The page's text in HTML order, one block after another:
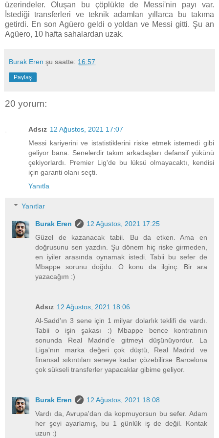
üzerindeler. Oluşan bu çöplükte de Messi'nin payı var.
İstediği transferleri ve teknik adamları yıllarca bu takıma
getirdi. En son Agüero geldi o yoldan ve Messi gitti. Şu an
Agüero, 10 hafta sahalardan uzak.
Burak Eren şu saatte: 16:57
Paylaş
20 yorum:
Adsız 12 Ağustos, 2021 17:07
Messi kariyerini ve istatistiklerini riske etmek istemedi gibi
geliyor bana. Senelerdir takım arkadaşları defansif yükünü
çekiyorlardı. Premier Lig'de bu lüksü olmayacaktı, kendisi
için garanti olanı seçti.
Yanıtla
Yanıtlar
Burak Eren
12 Ağustos, 2021 17:25
Güzel de kazanacak tabii. Bu da etken. Ama en
doğrusunu sen yazdın. Şu dönem hiç riske girmeden,
en iyiler arasında oynamak istedi. Tabii bu sefer de
Mbappe sorunu doğdu. O konu da ilginç. Bir ara
yazacağım :)
Adsız 12 Ağustos, 2021 18:06
Al-Sadd'ın 3 sene için 1 milyar dolarlık teklifi de vardı.
Tabii o işin şakası :) Mbappe bence kontratının
sonunda Real Madrid'e gitmeyi düşünüyordur. La
Liga'nın marka değeri çok düştü, Real Madrid ve
finansal sıkıntıları seneye kadar çözebilirse Barcelona
çok sükseli transferler yapacaklar gibime geliyor.
Burak Eren
12 Ağustos, 2021 18:08
Vardı da, Avrupa'dan da kopmuyorsun bu sefer. Adam
her şeyi ayarlamış, bu 1 günlük iş de değil. Kontak
uzun :)